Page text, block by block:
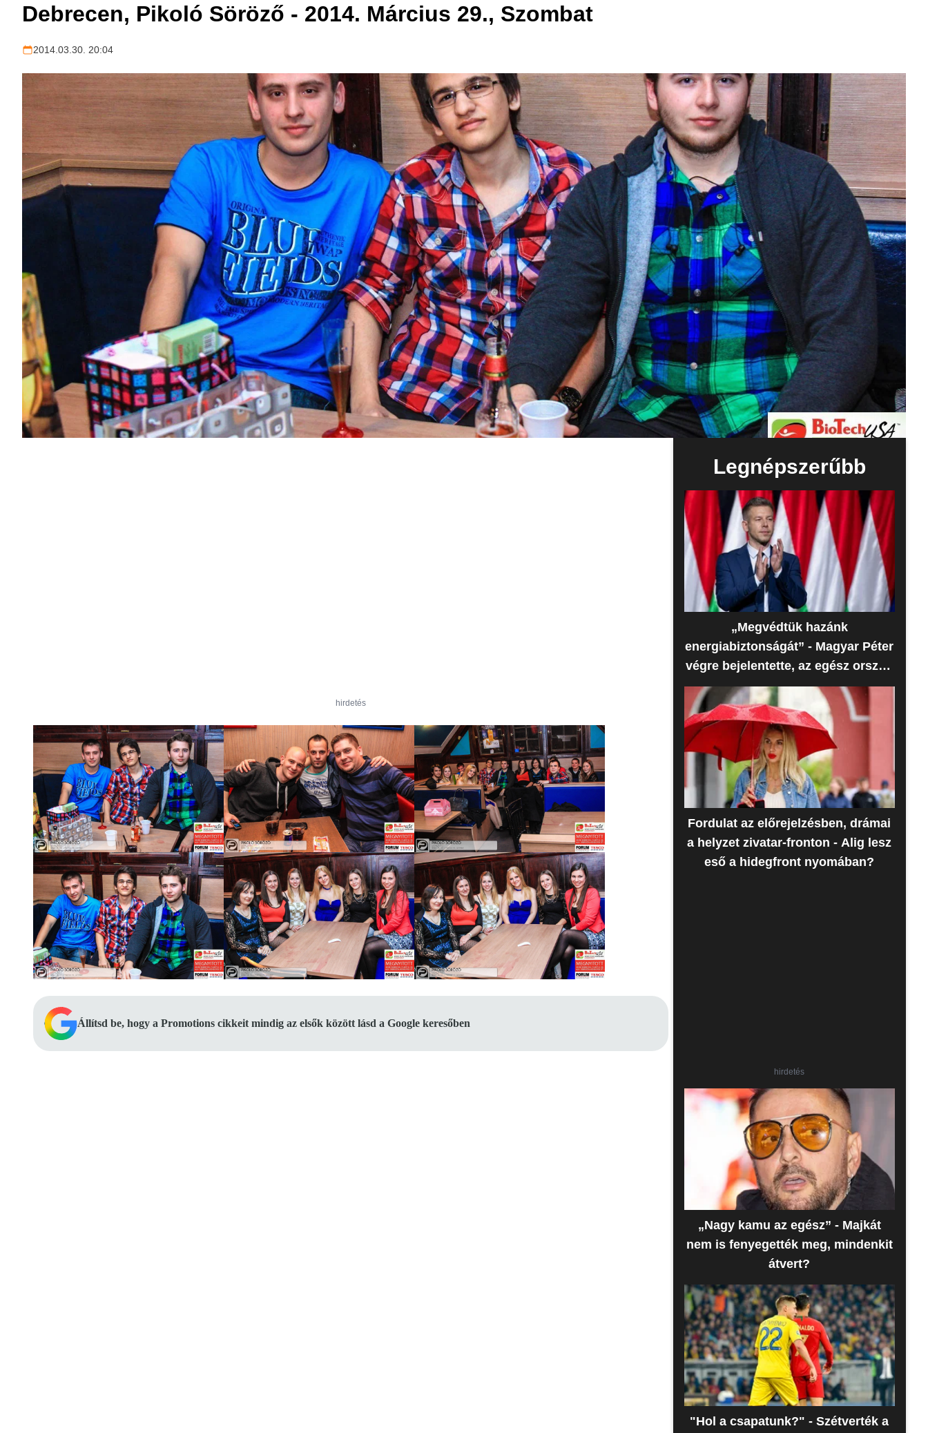
Debrecen, Pikoló Söröző - 2014. Március 29., Szombat
2014.03.30. 20:04
hirdetés
Állítsd be, hogy a Promotions cikkeit mindig az elsők között lásd a Google keresőben
Legnépszerűbb
„Megvédtük hazánk
energiabiztonságát” - Magyar Péter
végre bejelentette, az egész ország
erre várt
Fordulat az előrejelzésben, drámai
a helyzet zivatar-fronton - Alig lesz
eső a hidegfront nyomában?
hirdetés
„Nagy kamu az egész” - Majkát
nem is fenyegették meg, mindenkit
átvert?
"Hol a csapatunk?" - Szétverték a